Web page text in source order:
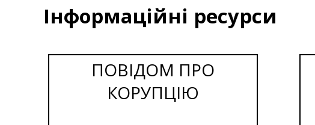
Інформаційні ресурси
ПОВІДОМ ПРО
КОРУПЦІЮ